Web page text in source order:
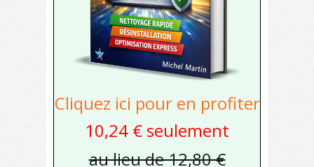
Cliquez ici pour en profiter
10,24 € seulement
au lieu de 12,80 €